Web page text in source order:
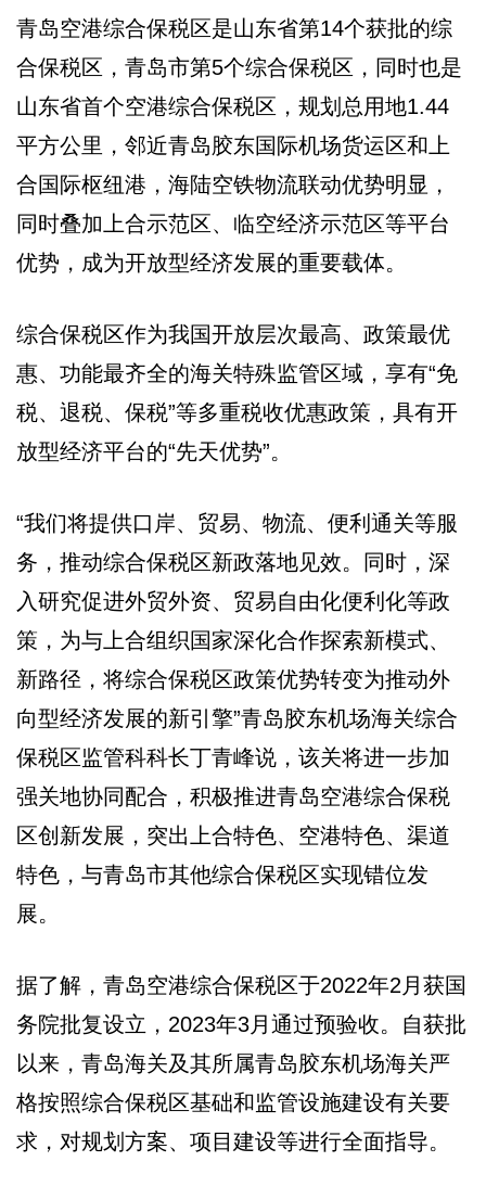
青岛空港综合保税区是山东省第14个获批的综
合保税区，青岛市第5个综合保税区，同时也是
山东省首个空港综合保税区，规划总用地1.44
平方公里，邻近青岛胶东国际机场货运区和上
合国际枢纽港，海陆空铁物流联动优势明显，
同时叠加上合示范区、临空经济示范区等平台
优势，成为开放型经济发展的重要载体。
综合保税区作为我国开放层次最高、政策最优
惠、功能最齐全的海关特殊监管区域，享有“免
税、退税、保税”等多重税收优惠政策，具有开
放型经济平台的“先天优势”。
“我们将提供口岸、贸易、物流、便利通关等服
务，推动综合保税区新政落地见效。同时，深
入研究促进外贸外资、贸易自由化便利化等政
策，为与上合组织国家深化合作探索新模式、
新路径，将综合保税区政策优势转变为推动外
向型经济发展的新引擎”青岛胶东机场海关综合
保税区监管科科长丁青峰说，该关将进一步加
强关地协同配合，积极推进青岛空港综合保税
区创新发展，突出上合特色、空港特色、渠道
特色，与青岛市其他综合保税区实现错位发
展。
据了解，青岛空港综合保税区于2022年2月获国
务院批复设立，2023年3月通过预验收。自获批
以来，青岛海关及其所属青岛胶东机场海关严
格按照综合保税区基础和监管设施建设有关要
求，对规划方案、项目建设等进行全面指导。